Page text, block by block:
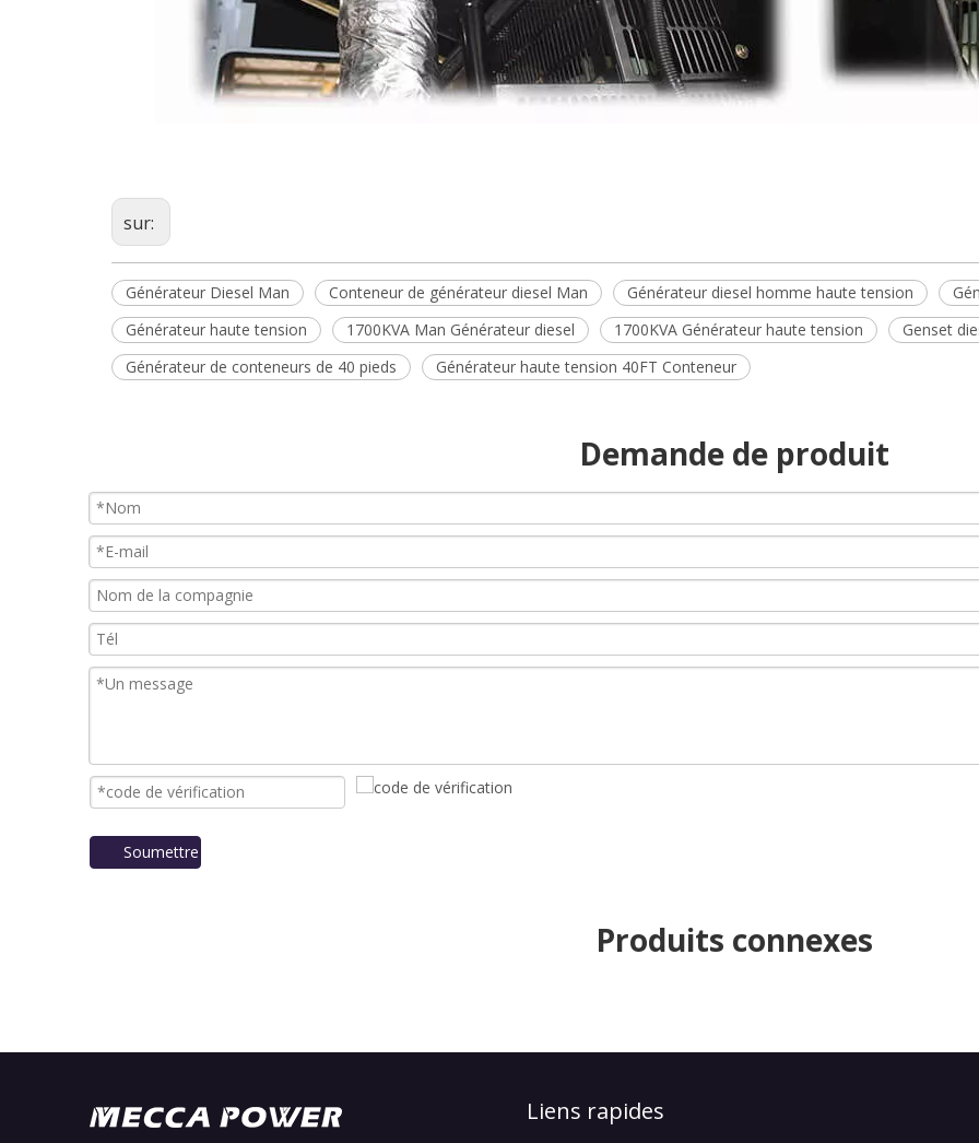
sur:
Générateur Diesel Man Conteneur de générateur diesel Man Générateur diesel homme haute tension
Générateur haute tension
1700KVA Man Générateur diesel 1700KVA Générateur haute tension
Genset
Générateur de conteneurs de 40 pieds
Générateur haute tension 40FT Conteneur
Demande de produit
Soumettre
Produits connexes
Liens rapides